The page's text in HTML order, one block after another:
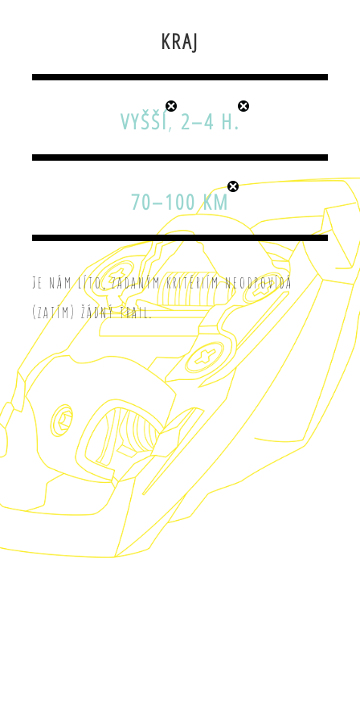
KRAJ
VYŠŠÍ, 2–4 H.
70–100 KM
Je nám líto, zadaným kritériím neodpovídá
(zatím) žádný trail.